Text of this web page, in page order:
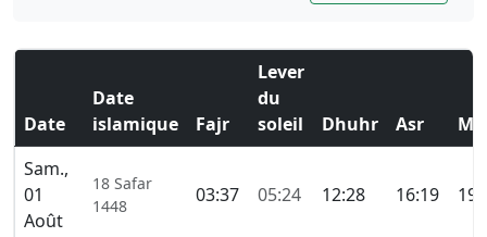
Date
Date
islamique
Fajr
Lever
du
soleil
Dhuhr Asr
Sam.,
01
Août
18 Safar
1448
03:37 05:24 12:28 16:19